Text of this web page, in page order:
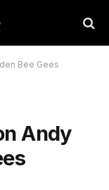
Bee Gees
Andy